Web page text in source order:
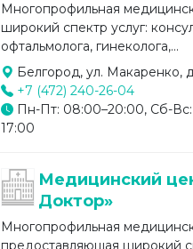
Многопрофильная
широкий спектр услуг:
офтальмолога, гинеколога,...
Белгород, ул. Макаренко,
+7 (472) 240-26-04
Пн-Пт: 08:00–20:00, Сб-
17:00
Медицинский
Доктор»
Многопрофильная
предоставляющая широкий